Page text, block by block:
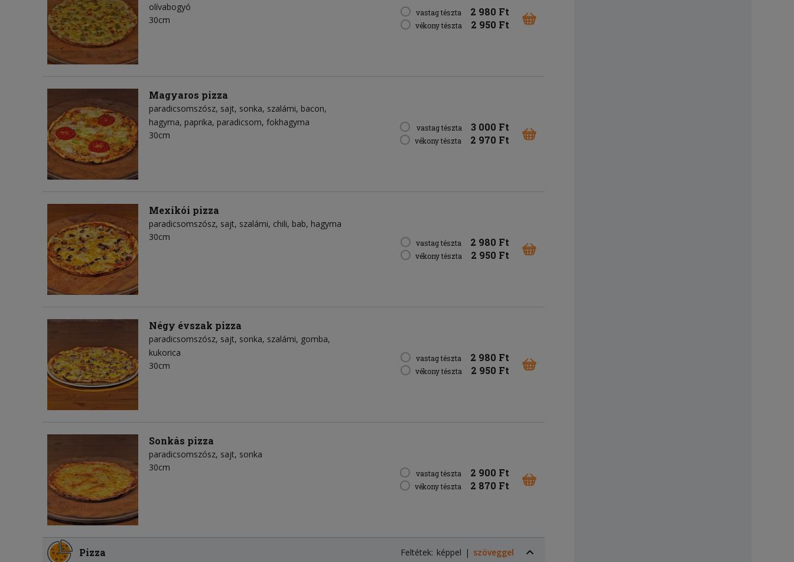
olívabogyó
30cm
vastag tészta 2 980 Ft
vékony tészta 2 950 Ft
Magyaros pizza
paradicsomszósz sajt sonka szalámi bacon
hagyma paprika paradicsom fokhagyma
30cm
vastag tészta 3 000 Ft
vékony tészta 2 970 Ft
Mexikói pizza
paradicsomszósz sajt szalámi chili bab hagyma
30cm
vastag tészta 2 980 Ft
vékony tészta 2 950 Ft
Négy évszak pizza
paradicsomszósz sajt sonka szalámi gomba
kukorica
30cm
vastag tészta 2 980 Ft
vékony tészta 2 950 Ft
Sonkás pizza
paradicsomszósz sajt sonka
30cm
vastag tészta 2 900 Ft
vékony tészta 2 870 Ft
Pizza Feltétek: képpel szöveggel